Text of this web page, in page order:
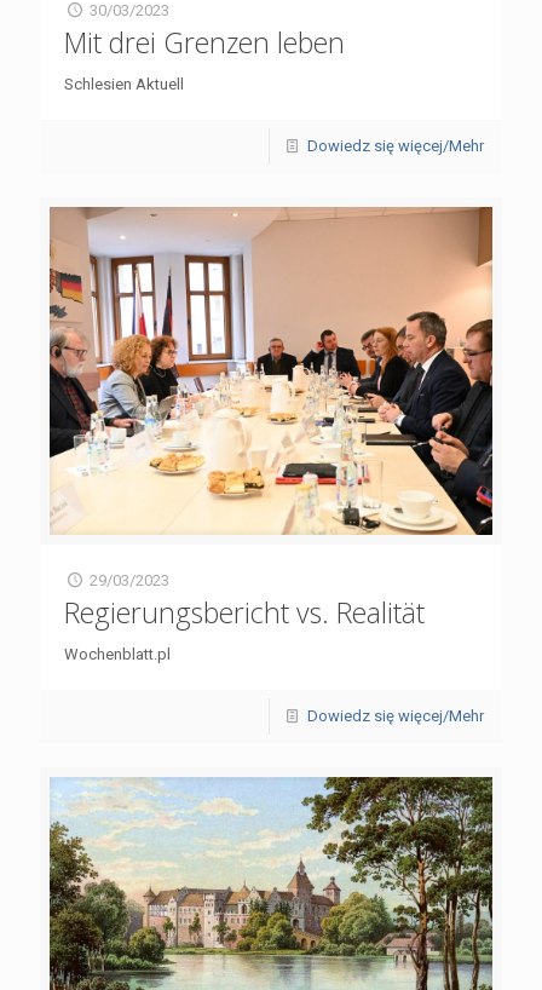
30/03/2023
Mit drei Grenzen leben
Schlesien Aktuell
Dowiedz się więcej/Mehr
29/03/2023
Regierungsbericht vs. Realität
Wochenblatt.pl
Dowiedz się więcej/Mehr